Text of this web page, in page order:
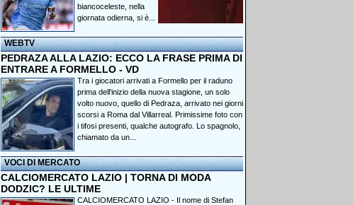
biancoceleste, nella
giornata odierna, si è...
WEBTV
PEDRAZA ALLA LAZIO: ECCO LA FRASE PRIMA DI
ENTRARE A FORMELLO - VD
Tra i giocatori arrivati a Formello per il raduno
prima dell'inizio della nuova stagione, un solo
volto nuovo, quello di Pedraza, arrivato nei giorni
scorsi a Roma dal Villarreal. Primissime foto con
i tifosi presenti, qualche autografo. Lo spagnolo,
chiamato da un...
VOCI DI MERCATO
CALCIOMERCATO LAZIO | TORNA DI MODA
DODZIC? LE ULTIME
CALCIOMERCATO LAZIO - Il nome di Stefan